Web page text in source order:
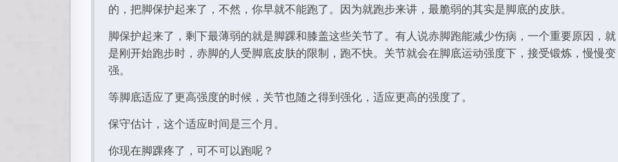
的，把脚保护起来了，不然，你早就不能跑了。因为就跑步来讲，最脆弱的其实是脚底的皮肤。
脚保护起来了，剩下最薄弱的就是脚踝和膝盖这些关节了。有人说赤脚跑能减少伤病，一个重要原因，就
是刚开始跑步时，赤脚的人受脚底皮肤的限制，跑不快。关节就会在脚底运动强度下，接受锻炼，慢慢变
强。
等脚底适应了更高强度的时候，关节也随之得到强化，适应更高的强度了。
保守估计，这个适应时间是三个月。
你现在脚踝疼了，可不可以跑呢？